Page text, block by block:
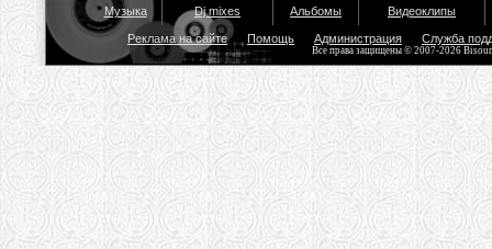
Музыка Dj mixes Альбомы Видеоклипы
Реклама на сайте Помощь Администрация Служба
Все права защищены © 2007-2026